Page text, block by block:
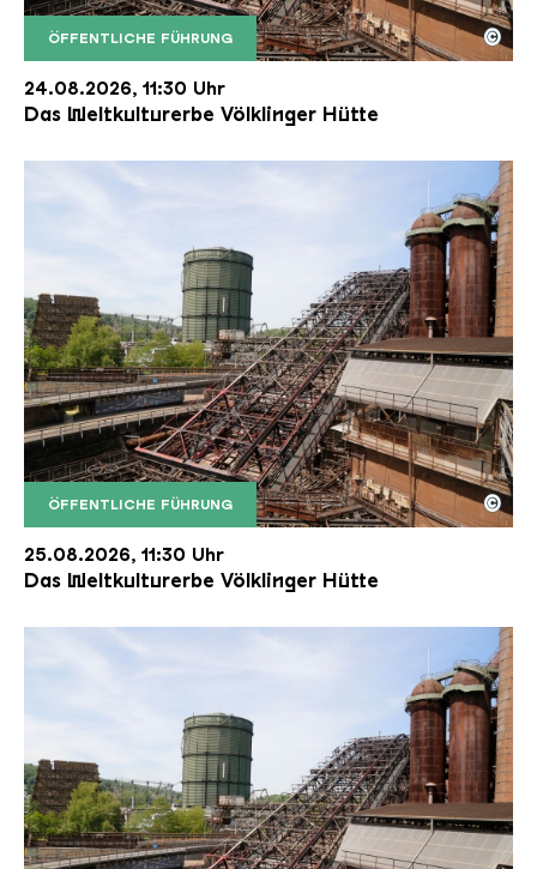
ÖFFENTLICHE FÜHRUNG
Der Erzschrägaufzug der Völklinger Hütte mit
Copyright: Weltkulturerbe Völklinger Hütte | Karl
©
24.08.2026, 11:30 Uhr
Das Weltkulturerbe Völklinger Hütte
ÖFFENTLICHE FÜHRUNG
Der Erzschrägaufzug der Völklinger Hütte mit
Copyright: Weltkulturerbe Völklinger Hütte | Karl
©
25.08.2026, 11:30 Uhr
Das Weltkulturerbe Völklinger Hütte